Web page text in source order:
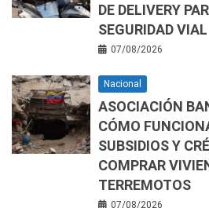
DE DELIVERY
SEGURIDAD VIAL
07/08/2026
Nacional
ASOCIACIÓN
CÓMO
SUBSIDIOS Y
COMPRAR
TERREMOTOS
07/08/2026